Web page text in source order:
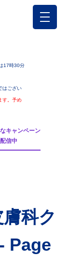
17時30分
はござい
す。予め
キャンペーン
信中
科ク
Page